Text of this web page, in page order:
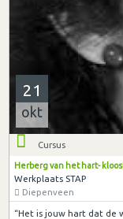
21
okt
Cursus
Herberg van het hart-
Werkplaats STAP
Diepenveen
“Het is jouw hart dat de